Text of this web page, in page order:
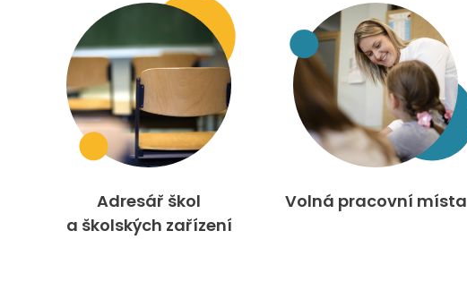
Adresář škol
a školských zařízení
Volná pracovní místa